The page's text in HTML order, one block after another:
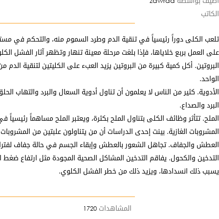
الكاتب
تلعب الكلى دوراً رئيسياً في تنقية الدم وطرد السموم منه، والتحكم في
على العمل بربع خلاياها، فإذا بلغت مرحلة معينة تنهار وتظهر آثار الفشل
الواحد.
الأدوية. كثير من الناس لا يعلمون أن تناول أدوية السعال والبرد والتهاب
البرد والصداع.
الملح. تتأثر وظائف الكلى بتناول الملح بكثرة، ويعتبر الملح مساهماً
المشروبات الغازية. بينت إحدى الدراسات أن من يتناولون علبتين من المشروبات الغازية يومياً لديهم
العطش والجفاف. تجاهل الشعور بالعطش وإبقاء الجسم في حالة جفاف
التدخين والكحول. يفاقم التدخين المشاكل الصحية المجودة مثل ارتفاع
يسبب ذلك انسدادها، ويزيد ذلك من خطر الفشل الكلوي.
المشاهدات 1720